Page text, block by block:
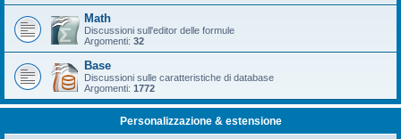
Math
Discussioni sull'editor delle formule
Argomenti: 32
Base
Discussioni sulle caratteristiche di database
Argomenti: 1772
Personalizzazione & estensione